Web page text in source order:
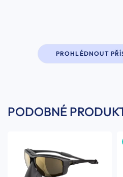
PROHLÉDNOUT
PODOBNÉ